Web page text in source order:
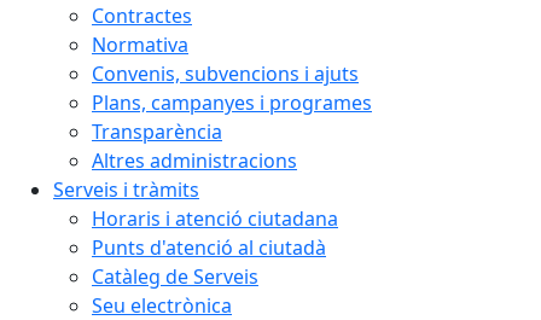
Contractes
Normativa
Convenis, subvencions i ajuts
Plans, campanyes i programes
Transparència
Altres administracions
Serveis i tràmits
Horaris i atenció ciutadana
Punts d'atenció al ciutadà
Catàleg de Serveis
Seu electrònica